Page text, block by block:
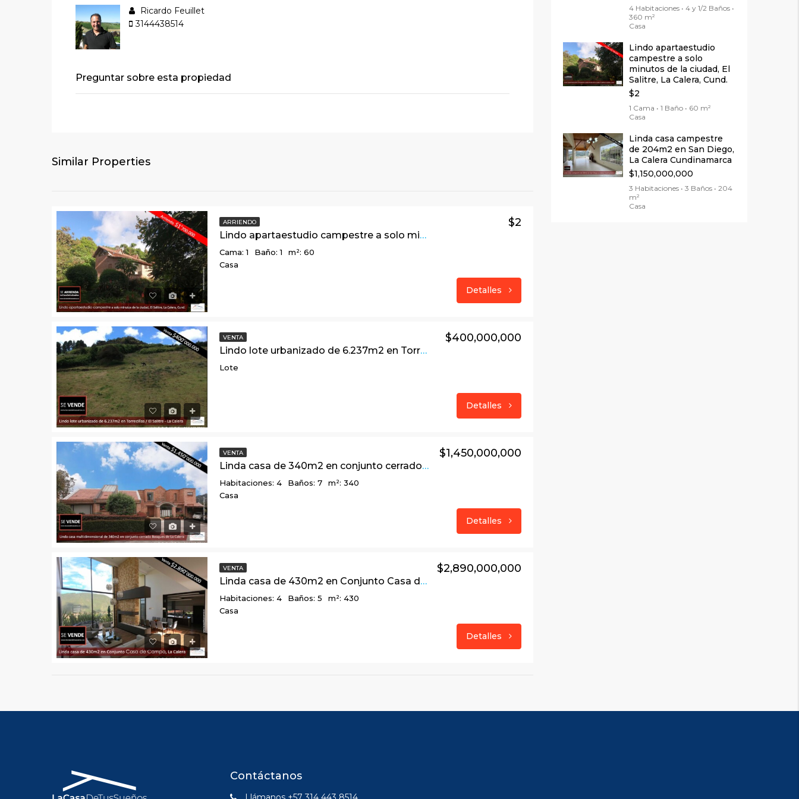
Ricardo Feuillet
3144438514
Preguntar sobre esta propiedad
Similar Properties
ARRIENDO
Lindo apartaestudio campestre a solo minutos de la ciudad, El Salitre, La Calera, Cund.
Cama: 1 Baño: 1
m²: 60
Casa
$2
Detalles
VENTA
Lindo lote urbanizado de 6.237m2 en Torrecillas / El Salitre – La Calera
Lote
$400,000,000
Detalles
VENTA
Linda casa de 340m2 en conjunto cerrado Bosques de La Calera
Habitaciones: 4 Baños: 7
m²: 340
Casa
$1,450,000,000
Detalles
VENTA
Linda casa de 430m2 en Conjunto Casa de Campo, La Calera
Habitaciones: 4 Baños: 5
m²: 430
Casa
$2,890,000,000
Detalles
4 Habitaciones • 4 y 1/2 Baños •
360 m²
Casa
Lindo apartaestudio
campestre a solo
minutos de la ciudad, El
Salitre, La Calera, Cund.
$2
1 Cama • 1 Baño • 60 m²
Casa
Linda casa campestre
de 204m2 en San Diego,
La Calera Cundinamarca
$1,150,000,000
3 Habitaciones • 3 Baños • 204
m²
Casa
Contáctanos